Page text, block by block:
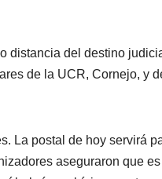
distancia del destino
de la UCR, Cornejo, y
La postal de hoy servirá
aseguraron que es